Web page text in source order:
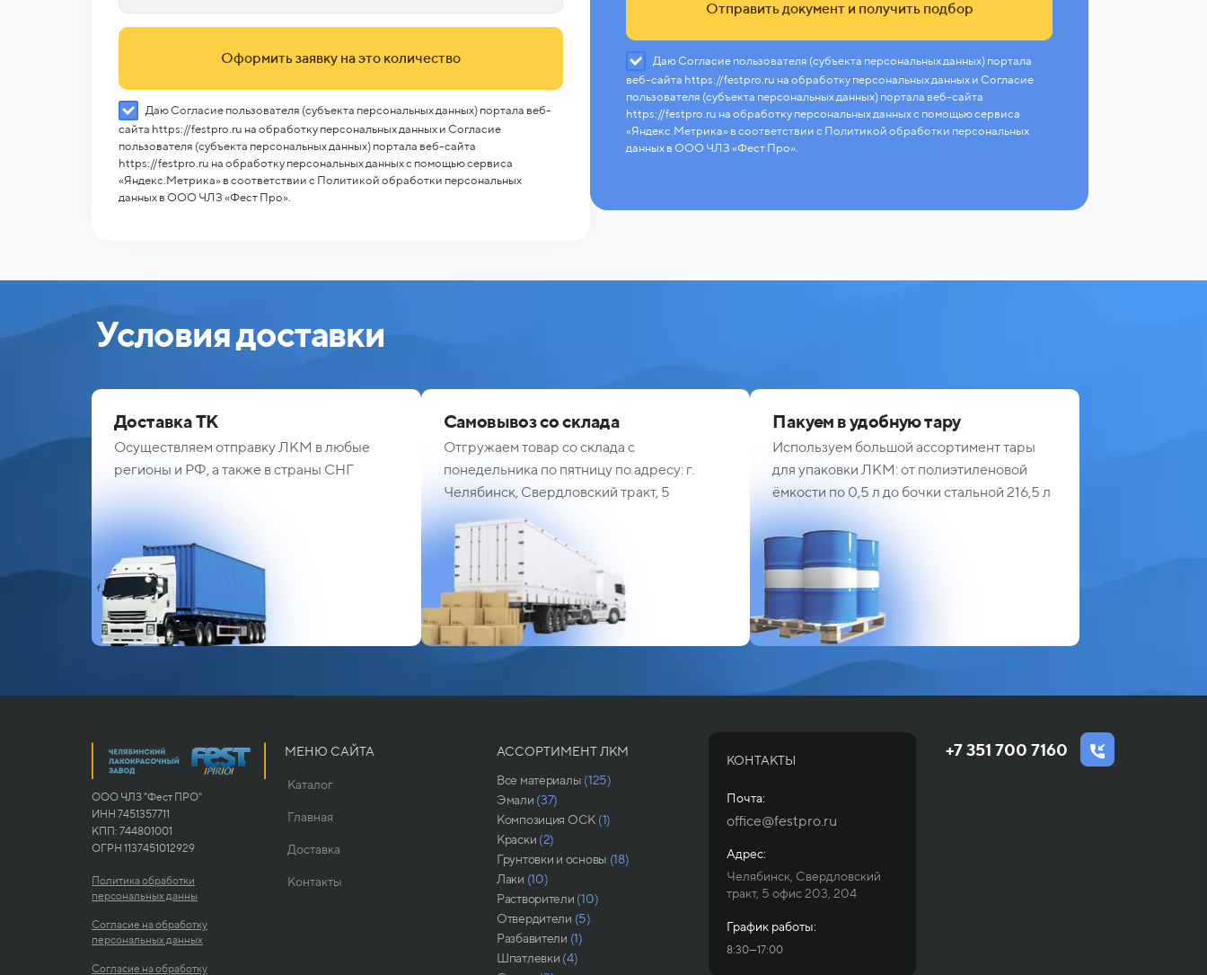
Оформить заявку на это количество
Даю Согласие пользователя (субъекта персональных данных) портала веб-
сайта https://festpro.ru на обработку персональных данных и Согласие
пользователя (субъекта персональных данных) портала веб-сайта
https://festpro.ru на обработку персональных данных с помощью сервиса
«Яндекс.Метрика» в соответствии с Политикой обработки персональных
данных в ООО ЧЛЗ «Фест Про».
Отправить документ и получить подбор
Даю Согласие пользователя (субъекта персональных данных) портала
веб-сайта https://festpro.ru на обработку персональных данных и Согласие
пользователя (субъекта персональных данных) портала веб-сайта
https://festpro.ru на обработку персональных данных с помощью сервиса
«Яндекс.Метрика» в соответствии с Политикой обработки персональных
данных в ООО ЧЛЗ «Фест Про».
Условия доставки
Доставка ТК
Осуществляем отправку ЛКМ в любые
регионы и РФ, а также в страны СНГ
Самовывоз со склада
Отгружаем товар со склада с
понедельника по пятницу по адресу: г.
Челябинск, Свердловский тракт, 5
Пакуем в удобную тару
Используем большой ассортимент тары
для упаковки ЛКМ: от полиэтиленовой
ёмкости по 0,5 л до бочки стальной 216,5 л
ООО ЧЛЗ "Фест ПРО"
ИНН 7451357711
КПП: 744801001
ОГРН 1137451012929
Политика обработки
персональных данны
Согласие на обработку
персональных данных
Согласие на обработку
МЕНЮ САЙТА
Каталог
Главная
Доставка
Контакты
АССОРТИМЕНТ ЛКМ
Все материалы (125)
Эмали (37)
Композиция ОСК (1)
Краски (2)
Грунтовки и основы (18)
Лаки (10)
Растворители (10)
Отвердители (5)
Разбавители (1)
Шпатлевки (4)
КОНТАКТЫ
Почта:
office@festpro.ru
Адрес:
Челябинск, Свердловский
тракт, 5 офис 203, 204
График работы:
8:30—17:00
+7 351 700 7160